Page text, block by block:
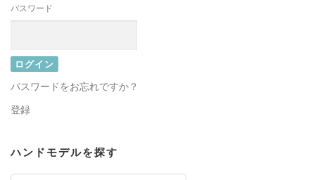
パスワード
パスワードをお忘れですか？
登録
ハンドモデルを探す